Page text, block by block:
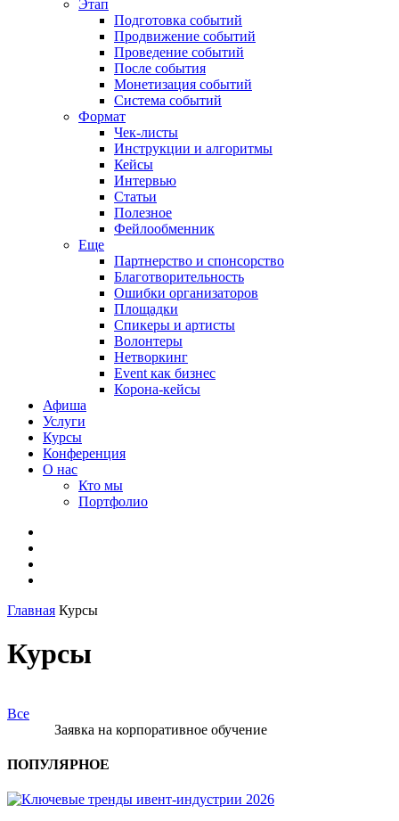
Этап
Подготовка событий
Продвижение событий
Проведение событий
После события
Монетизация событий
Система событий
Формат
Чек-листы
Инструкции и алгоритмы
Кейсы
Интервью
Статьи
Полезное
Фейлообменник
Еще
Партнерство и спонсорство
Благотворительность
Ошибки организаторов
Площадки
Спикеры и артисты
Волонтеры
Нетворкинг
Event как бизнес
Корона-кейсы
Афиша
Услуги
Курсы
Конференция
О нас
Кто мы
Портфолио
Главная Курсы
Курсы
Все
Заявка на корпоративное обучение
ПОПУЛЯРНОЕ